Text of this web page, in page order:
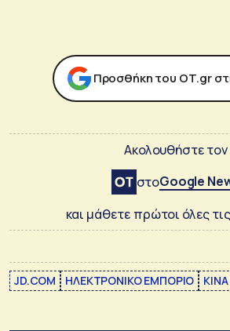
Προσθήκη του ΟΤ.gr
Ακολουθήστε τον
στοGoogle
και μάθετε πρώτοι όλες
JD.COM ΗΛΕΚΤΡΟΝΙΚΟ ΕΜΠΟΡΙΟ ΚΙΝΑ